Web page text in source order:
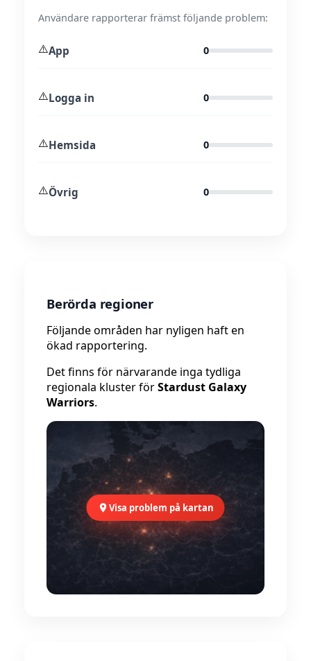
Användare rapporterar främst följande problem:
⚠️App 0
⚠️Logga in 0
⚠️Hemsida 0
⚠️Övrig 0
Berörda regioner
Följande områden har nyligen haft en
ökad rapportering.
Det finns för närvarande inga tydliga
regionala kluster förStardust Galaxy
Warriors.
Visa problem på kartan